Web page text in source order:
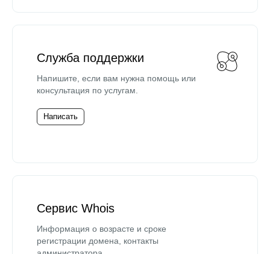
Служба поддержки
Напишите, если вам нужна помощь или
консультация по услугам.
Написать
Сервис Whois
Информация о возрасте и сроке
регистрации домена, контакты